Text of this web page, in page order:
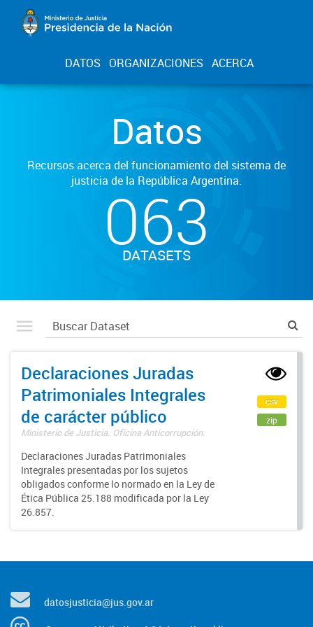
DATOS ORGANIZACIONES ACERCA
Datos
Recursos acerca del funcionamiento del sistema de
justicia de la República Argentina.
063
DATASETS
Declaraciones Juradas
Patrimoniales Integrales
de carácter público
Ministerio de Justicia. Oficina Anticorrupción.
Declaraciones Juradas Patrimoniales
Integrales presentadas por los sujetos
obligados conforme lo normado en la Ley de
Ética Pública 25.188 modificada por la Ley
26.857.
csv
zip
datosjusticia@jus.gov.ar